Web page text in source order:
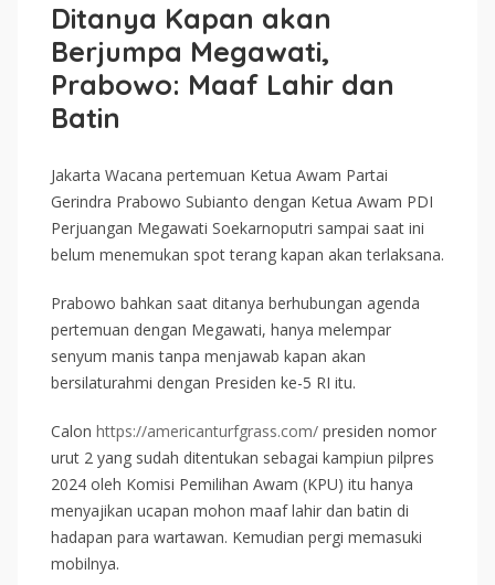
Ditanya Kapan akan
Berjumpa Megawati,
Prabowo: Maaf Lahir dan
Batin
Jakarta Wacana pertemuan Ketua Awam Partai
Gerindra Prabowo Subianto dengan Ketua Awam PDI
Perjuangan Megawati Soekarnoputri sampai saat ini
belum menemukan spot terang kapan akan terlaksana.
Prabowo bahkan saat ditanya berhubungan agenda
pertemuan dengan Megawati, hanya melempar
senyum manis tanpa menjawab kapan akan
bersilaturahmi dengan Presiden ke-5 RI itu.
Calon https://americanturfgrass.com/ presiden nomor
urut 2 yang sudah ditentukan sebagai kampiun pilpres
2024 oleh Komisi Pemilihan Awam (KPU) itu hanya
menyajikan ucapan mohon maaf lahir dan batin di
hadapan para wartawan. Kemudian pergi memasuki
mobilnya.